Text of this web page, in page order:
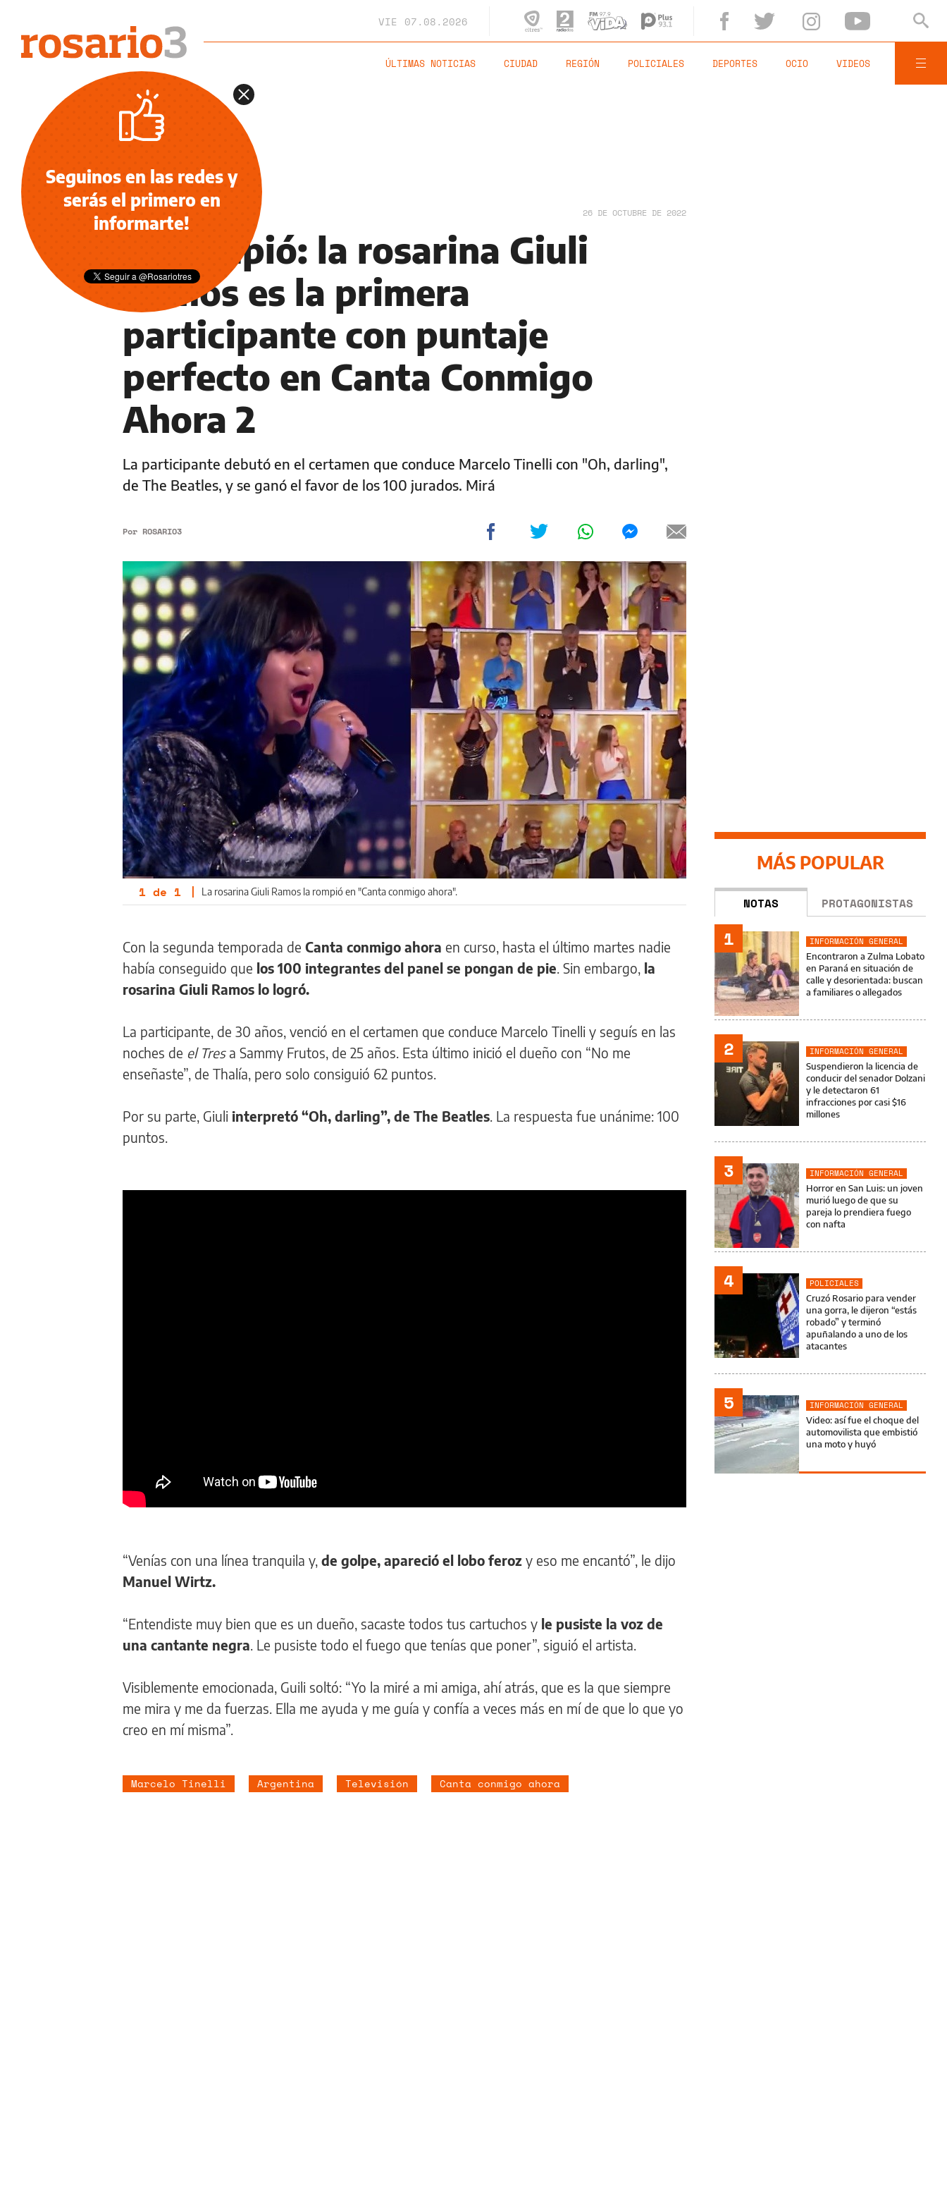
VIE 07.08.2026
ÚLTIMAS NOTICIAS CIUDAD REGIÓN POLICIALES DEPORTES OCIO VIDEOS
CANTA CONMIGO AHORA 26 DE OCTUBRE DE 2022
La rompió: la rosarina Giuli
Ramos es la primera
participante con puntaje
perfecto en Canta Conmigo
Ahora 2
La participante debutó en el certamen que conduce Marcelo Tinelli con "Oh, darling",
de The Beatles, y se ganó el favor de los 100 jurados. Mirá
Por ROSARIO3
1 de 1 | La rosarina Giuli Ramos la rompió en "Canta conmigo ahora".
Con la segunda temporada de Canta conmigo ahora en curso, hasta el último martes nadie
había conseguido que los 100 integrantes del panel se pongan de pie . Sin embargo, la
rosarina Giuli Ramos lo logró.
La participante, de 30 años, venció en el certamen que conduce Marcelo Tinelli y seguís en las
noches de el Tresa Sammy Frutos, de 25 años. Esta último inició el dueño con “No me
enseñaste”, de Thalía, pero solo consiguió 62 puntos.
Por su parte, Giuli interpretó “Oh, darling”, de The Beatles . La respuesta fue unánime: 100
puntos.
“Venías con una línea tranquila y, de golpe, apareció el lobo feroz y eso me encantó”, le dijo
Manuel Wirtz.
“Entendiste muy bien que es un dueño, sacaste todos tus cartuchos y le pusiste la voz de
una cantante negra . Le pusiste todo el fuego que tenías que poner”, siguió el artista.
Visiblemente emocionada, Guili soltó: “Yo la miré a mi amiga, ahí atrás, que es la que siempre
me mira y me da fuerzas. Ella me ayuda y me guía y confía a veces más en mí de que lo que yo
creo en mí misma”.
Marcelo Tinelli Argentina Televisión Canta conmigo ahora
MÁS POPULAR
NOTAS PROTAGONISTAS
1
INFORMACIÓN GENERAL
Encontraron a Zulma Lobato
en Paraná en situación de
calle y desorientada: buscan
a familiares o allegados
2
INFORMACIÓN GENERAL
Suspendieron la licencia de
conducir del senador Dolzani
y le detectaron 61
infracciones por casi $16
millones
3
INFORMACIÓN GENERAL
Horror en San Luis: un joven
murió luego de que su
pareja lo prendiera fuego
con nafta
4
POLICIALES
Cruzó Rosario para vender
una gorra, le dijeron “estás
robado” y terminó
apuñalando a uno de los
atacantes
5
INFORMACIÓN GENERAL
Video: así fue el choque del
automovilista que embistió
una moto y huyó
Seguinos en las redes y
serás el primero en
informarte!